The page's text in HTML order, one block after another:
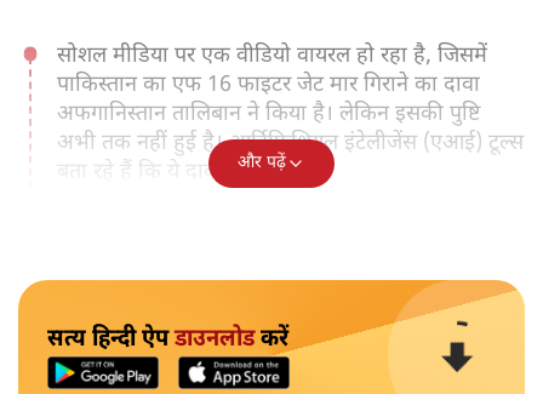
सोशल मीडिया पर एक वीडियो वायरल हो रहा है, जिसमें
पाकिस्तान का एफ 16 फाइटर जेट मार गिराने का दावा
अफगानिस्तान तालिबान ने किया है। लेकिन इसकी पुष्टि
अभी तक नहीं हुई है। आर्टिफिशियल इंटेलीजेंस (एआई) टूल्स
बता रहे हैं कि ये दावा फर्जी है।
और पढ़ें
सत्य हिन्दी ऐपडाउनलोडकरें